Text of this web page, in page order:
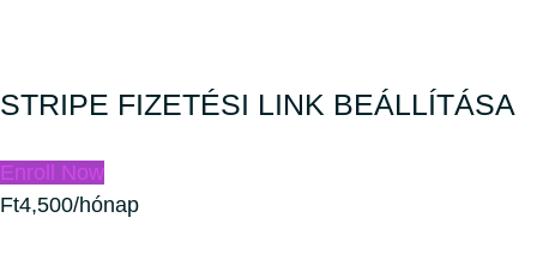
STRIPE FIZETÉSI LINK BEÁLLÍTÁSA
Enroll Now
Ft4,500/hónap